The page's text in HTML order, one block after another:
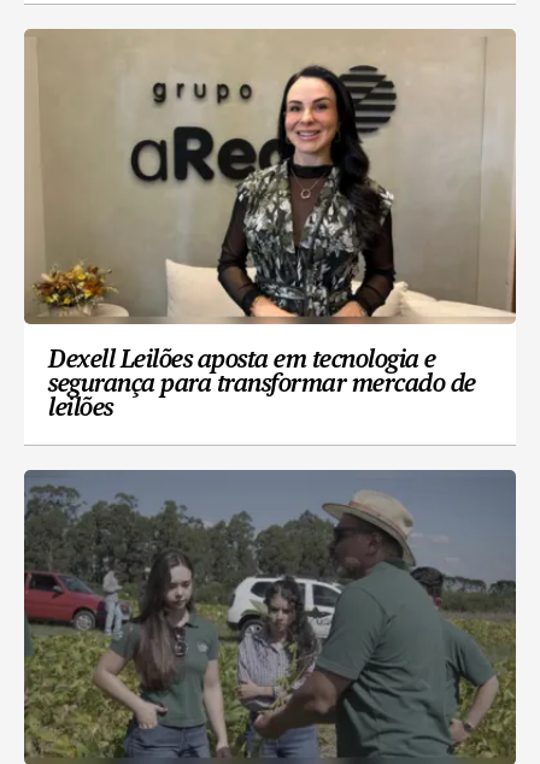
Dexell Leilões aposta em tecnologia e
segurança para transformar mercado de
leilões